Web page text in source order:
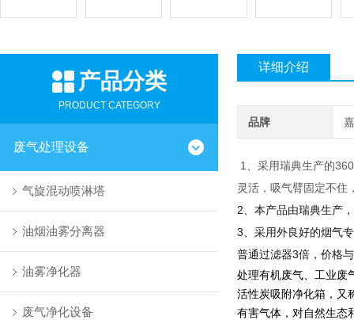
产品分类
PRODUCT CATEGORY
废气处理设备
气旋混动喷淋塔
油烟油雾分离器
油雾净化器
废气净化设备
详细介绍
品牌
1、采用瑞典生产的
灵活，吸气臂固定不住
2、本产品由瑞典生产
3、采用外良好的烟气
普通过滤器3倍，价格
处理有机废气、工业废
活性炭吸附净化箱，又
有害气体，对自然生态